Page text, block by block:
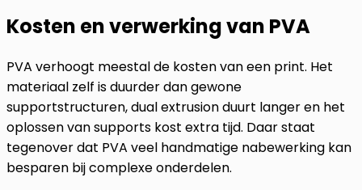
Kosten en verwerking van PVA
PVA verhoogt meestal de kosten van een print. Het
materiaal zelf is duurder dan gewone
supportstructuren, dual extrusion duurt langer en het
oplossen van supports kost extra tijd. Daar staat
tegenover dat PVA veel handmatige nabewerking kan
besparen bij complexe onderdelen.